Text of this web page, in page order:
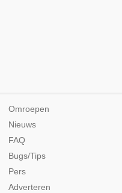
Omroepen
Nieuws
FAQ
Bugs/Tips
Pers
Adverteren